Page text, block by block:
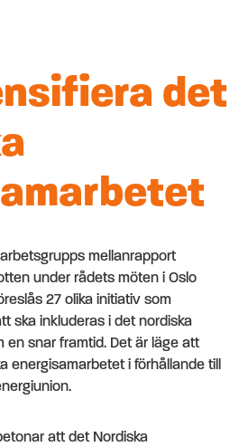
det
mellanrapport
under rådets möten i Oslo
27 olika initiativ som
ska inkluderas i det nordiska
en snar framtid. Det är läge att
energisamarbetet i förhållande till
att det Nordiska